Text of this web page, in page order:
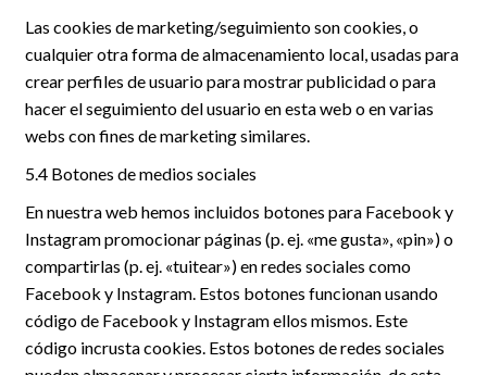
Las cookies de marketing/seguimiento son cookies, o
cualquier otra forma de almacenamiento local, usadas para
crear perfiles de usuario para mostrar publicidad o para
hacer el seguimiento del usuario en esta web o en varias
webs con fines de marketing similares.
5.4 Botones de medios sociales
En nuestra web hemos incluidos botones para Facebook y
Instagram promocionar páginas (p. ej. «me gusta», «pin») o
compartirlas (p. ej. «tuitear») en redes sociales como
Facebook y Instagram. Estos botones funcionan usando
código de Facebook y Instagram ellos mismos. Este
código incrusta cookies. Estos botones de redes sociales